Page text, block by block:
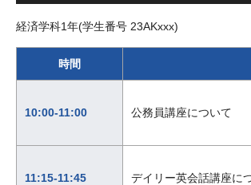
経済学科1年(学生番号 23AKxxx)
時間
10:00-11:00 公務員講座について
11:15-11:45 デイリー英会話講座に